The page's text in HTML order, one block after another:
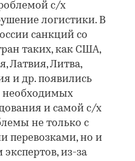
с/х
логистики. В
санкций со
таких, как США,
Латвия, Литва,
и др. появились
необходимых
и самой с/х
не только с
перевозками, но и
из-за